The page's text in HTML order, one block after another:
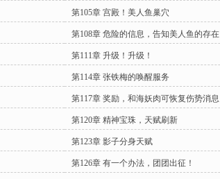
第105章 宫殿！美人鱼巢穴
第108章 危险的信息，告知美人鱼的存在
第111章 升级！升级！
第114章 张铁梅的唤醒服务
第117章 奖励，和海妖肉可恢复伤势消息
第120章 精神宝珠，天赋刷新
第123章 影子分身天赋
第126章 有一个办法，团团出征！